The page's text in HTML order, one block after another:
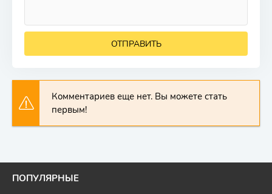
ОТПРАВИТЬ
Комментариев еще нет. Вы можете стать
первым!
ПОПУЛЯРНЫЕ